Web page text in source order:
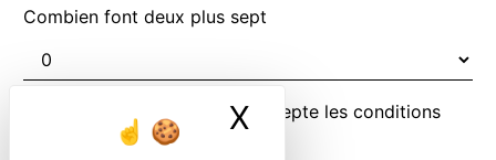
X Masquer le
Combien font deux plus sept
En cochant cette case, j'accepte les conditions
particulières ci-dessous **